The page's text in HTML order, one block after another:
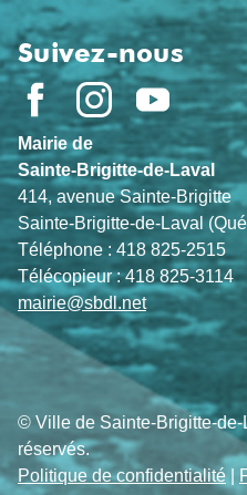
Suivez-nous
Mairie de
Sainte-Brigitte-de-Laval
414, avenue Sainte-Brigitte
Sainte-Brigitte-de-Laval
Téléphone : 418 825-2515
Télécopieur : 418 825-3114
mairie@sbdl.net
© Ville de Sainte-Brigitte-de-
réservés.
Politique de confidentialité